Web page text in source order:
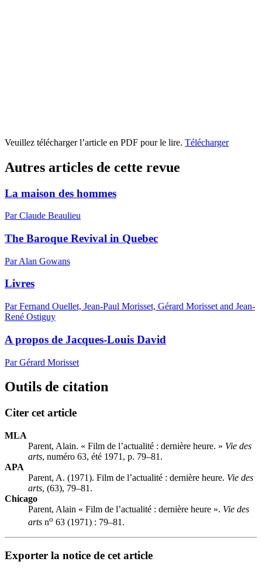
Veuillez télécharger l’article en PDF pour le lire. Télécharger
Autres articles de cette revue
La maison des hommes
Par Claude Beaulieu
The Baroque Revival in Quebec
Par Alan Gowans
Livres
Par Fernand Ouellet, Jean-Paul Morisset, Gérard Morisset and Jean-
René Ostiguy
A propos de Jacques-Louis David
Par Gérard Morisset
Outils de citation
Citer cet article
MLA
Parent, Alain. « Film de l’actualité : dernière heure. » Vie des
arts, numéro 63, été 1971, p. 79–81.
APA
Parent, A. (1971). Film de l’actualité : dernière heure. Vie des
arts, (63), 79–81.
Chicago
Parent, Alain « Film de l’actualité : dernière heure ». Vie des
arts no 63 (1971) : 79–81.
Exporter la notice de cet article